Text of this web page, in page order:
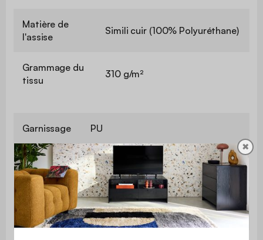
Matière de
l'assise
Simili cuir (100% Polyuréthane)
Grammage du
tissu
310 g/m²
Garnissage PU
Garnissage
assise
Mousse polyuréthane
Hauteur
d'assise
48,5 cm
✖